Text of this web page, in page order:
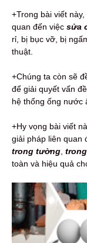
+Trong bài viết
quan đến việc sửa
rỉ, bị bục vỡ, bị
thuật.
+Chúng ta còn sẽ
để giải quyết vấn
hệ thống ống nước
+Hy vọng bài viết
giải pháp liên quan
trong tường,
toàn và hiệu quả